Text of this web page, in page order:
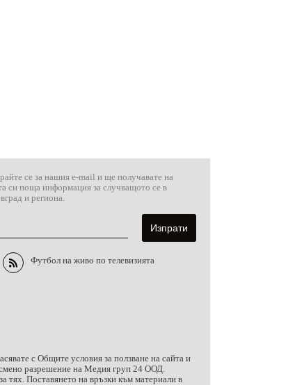
се за нашия e-mail и ще получавате на
си поща информация за случващото се в
и региона.
Футбол на живо по телевизията
с Общите условия за ползване на сайта и
разрешение на Медия груп 24 ООД.
тях. Поставянето на връзки към материали в